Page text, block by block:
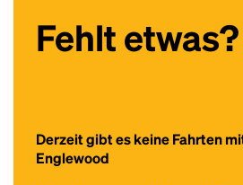
Fehlt etwas?
Derzeit gibt es keine Fahrten
Englewood